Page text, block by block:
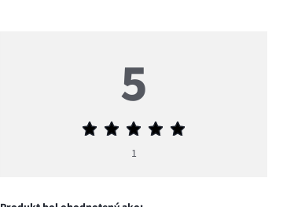
5
Priemerné
5
1